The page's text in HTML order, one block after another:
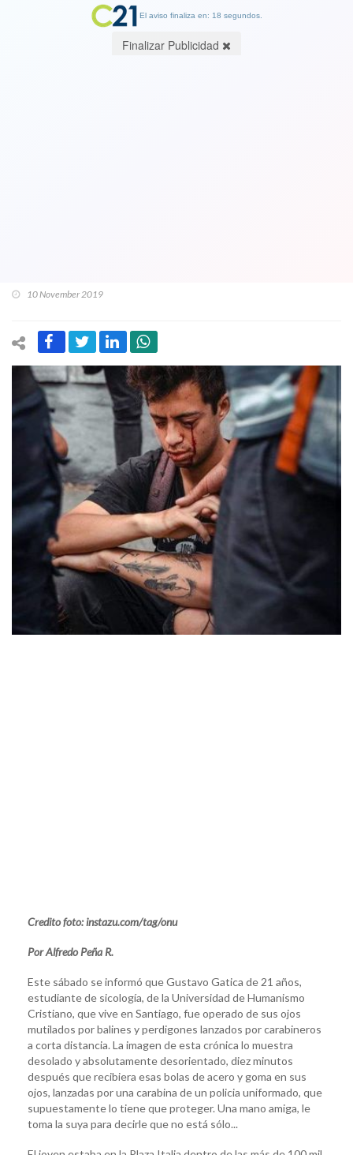
10 November 2019
Credito foto: instazu.com/tag/onu
Por Alfredo Peña R.
Este sábado se informó que Gustavo Gatica de 21 años,
estudiante de sicología, de la Universidad de Humanismo
Cristiano, que vive en Santiago, fue operado de sus ojos
mutilados por balines y perdigones lanzados por carabineros
a corta distancia. La imagen de esta crónica lo muestra
desolado y absolutamente desorientado, diez minutos
después que recibiera esas bolas de acero y goma en sus
ojos, lanzadas por una carabina de un policia uniformado, que
supuestamente lo tiene que proteger. Una mano amiga, le
toma la suya para decirle que no está sólo...
El aviso finaliza en: 18 segundos.
Finalizar Publicidad